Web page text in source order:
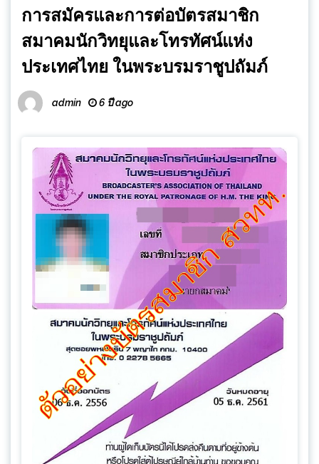
การสมัครและการต่อบัตรสมาชิก
สมาคมนักวิทยุและโทรทัศน์แห่ง
ประเทศไทย ในพระบรมราชูปถัมภ์
admin 6 ปี ago